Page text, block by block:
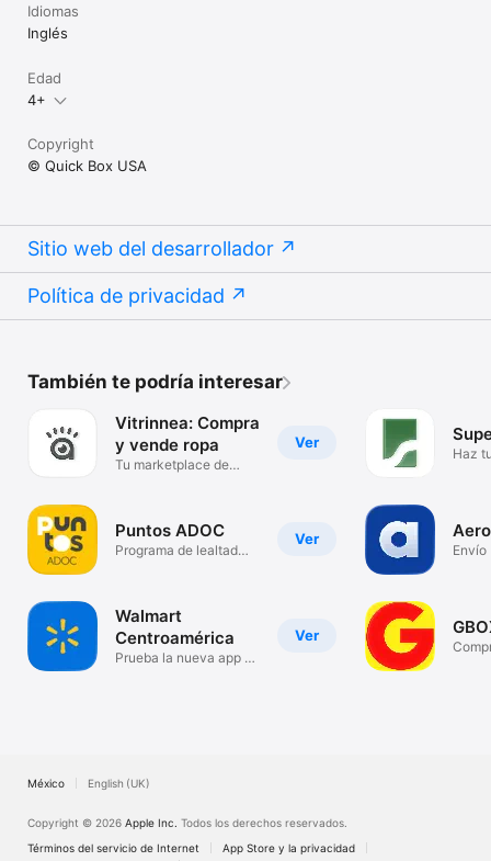
Idiomas
Inglés
Edad
4+
Copyright
© Quick Box USA
Sitio web del desarrollador
Política de privacidad
También te podría interesar
Ver
Vitrinnea: Compra
y vende ropa
Tu marketplace de
Ver
Puntos ADOC
Programa de lealtad
Ver
Walmart
Centroamérica
Prueba la nueva app de
Haz
Envío
México English (UK)
Copyright © 2026 Apple Inc. Todos los derechos reservados.
Términos del servicio de Internet
App Store y la privacidad